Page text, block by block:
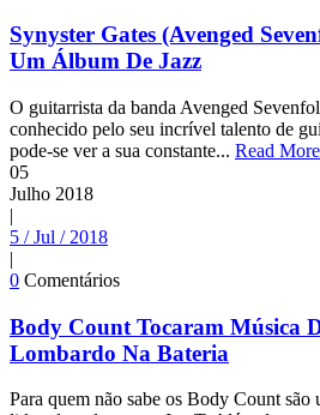
Synyster Gates (Avenged
Um Álbum De Jazz
O guitarrista da banda Avenged
conhecido pelo seu incrível talento de
pode-se ver a sua constante... Read More
05
Julho 2018
|
5 / Jul / 2018
|
0 Comentários
Body Count Tocaram Música
Lombardo Na Bateria
Para quem não sabe os Body Count são